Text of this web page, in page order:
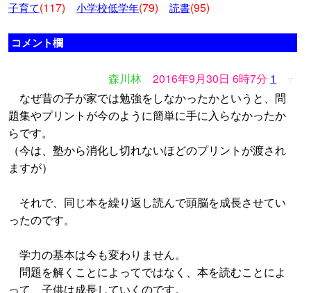
子育て(117) 小学校低学年(79) 読書(95)
コメント欄
森川林 2016年9月30日 6時7分 1 ▽
なぜ昔の子が家では勉強をしなかったかというと、問
題集やプリントが今のように簡単に手に入らなかったか
らです。
（今は、塾から消化し切れないほどのプリントが渡され
ますが）
それで、同じ本を繰り返し読んで頭脳を成長させてい
ったのです。
学力の基本は今も変わりません。
問題を解くことによってではなく、本を読むことによ
って、子供は成長していくのです。